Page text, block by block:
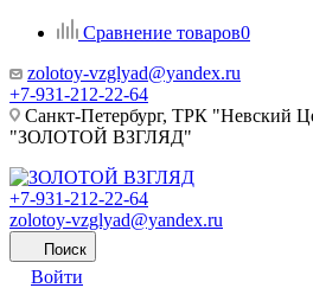
Сравнение товаров0
zolotoy-vzglyad@yandex.ru
+7-931-212-22-64
Санкт-Петербург, ТРК "Невский
"ЗОЛОТОЙ ВЗГЛЯД"
+7-931-212-22-64
zolotoy-vzglyad@yandex.ru
Поиск
Войти